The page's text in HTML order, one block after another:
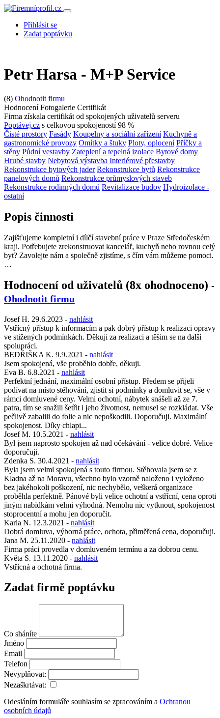
Přihlásit se
Zadat poptávku
Petr Harsa - M+P Service
(8) Ohodnotit firmu
Hodnocení Fotogalerie Certifikát
Firma získala certifikát od spokojených uživatelů serveru
Poptávej.cz s celkovou spokojeností 98 %
Čisté prostory Fasády Koupelny a sociální zařízení Kuchyně a
gastronomické provozy Omítky a štuky Ploty, oplocení Příčky a
stěny Půdní vestavby Zateplení a tepelná izolace Bytové domy
Hrubé stavby Nebytová výstavba Interiérové přestavby
Rekonstrukce bytových jader Rekonstrukce bytů Rekonstrukce
panelových domů Rekonstrukce průmyslových staveb
Rekonstrukce rodinných domů Revitalizace budov Hydroizolace -
ostatní
Popis činnosti
Zajišťujeme kompletní i dílčí stavební práce v Praze Středočeském
kraji. Potřebujete zrekonstruovat kancelář, kuchyň nebo rovnou celý
byt? Zavolejte nám a společně zjistíme, s čím vám můžeme pomoci.
…
Hodnocení od uživatelů (8x ohodnoceno) -
Ohodnotit firmu
Josef H. 29.6.2023 - nahlásit
Vstřícný přístup k informacím a pak dobrý přístup k realizaci opravy
ve stižených podmínkách. Děkuji za realizaci a těším se na další
spolupráci.
BEDŘIŠKA K. 9.9.2021 - nahlásit
Jsem spokojená, vše proběhlo dobře, děkuji.
Eva B. 6.8.2021 - nahlásit
Perfektní jednání, maximální osobní přístup. Předem se přijeli
podívat na místo stěhování, zjistit si podmínky a domluvit se, vše v
rámci domluvené ceny. Velmi ochotní, nábytek snášeli až ze 7.
patra, tím se snažili šetřit i jeho životnost, nemusel se rozkládat. Vše
pečlivě zabalili do folie a nic nepoškodili. Doporučuji. Maximální
spokojenost. Díky chlapi...
Josef M. 10.5.2021 - nahlásit
Byl jsem naprosto spokojen až nad očekávání - velice dobré. Velice
doporučuji.
Zdenka S. 30.4.2021 - nahlásit
Byla jsem velmi spokojená s touto firmou. Stěhovala jsem se z
Kladna až na Moravu, všechno bylo vzorně naloženo i vyloženo
bez jakéhokoli poškození, nic nechybělo, veškerá organizace
proběhla perfektně. Pánové byli velice ochotní a vstřícní, cena oproti
jiným nabídkám velmi výhodná. Nemohu nic vytknout, spokojenost
stoprocentní a mohu jen doporučit.
Karla N. 12.3.2021 - nahlásit
Dobrá domluva, výborná práce, ochota, přiměřená cena, doporučuji.
Jana M. 25.11.2020 - nahlásit
Firma práci provedla v domluveném termínu a za dobrou cenu.
Květa S. 13.11.2020 - nahlásit
Vstřícná a ochotná firma.
Zadat firmě poptávku
Co sháníte
Jméno
Email
Telefon
Nevyplňovat:
Nezaškrtávat:
Odesláním formuláře souhlasím se zpracováním a Ochranou
osobních údajů